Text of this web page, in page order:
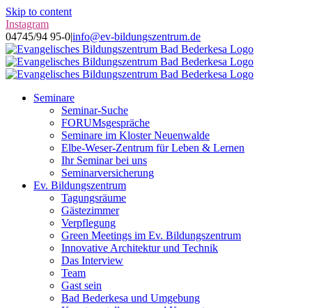
Skip to content
Instagram
04745/94 95-0|info@ev-bildungszentrum.de
Seminare
Seminar-Suche
FORUMsgespräche
Seminare im Kloster Neuenwalde
Elbe-Weser-Zentrum für Leben & Lernen
Ihr Seminar bei uns
Seminarversicherung
Ev. Bildungszentrum
Tagungsräume
Gästezimmer
Verpflegung
Green Meetings im Ev. Bildungszentrum
Innovative Architektur und Technik
Das Interview
Team
Gast sein
Bad Bederkesa und Umgebung